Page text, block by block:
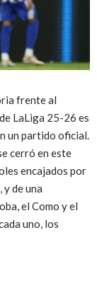
frente al
LaLiga 25-26 es
un partido oficial.
cerró en este
encajados por
y de una
el Como y el
uno, los